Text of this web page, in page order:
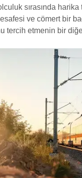
sırasında
ve cömert
etmenin bir